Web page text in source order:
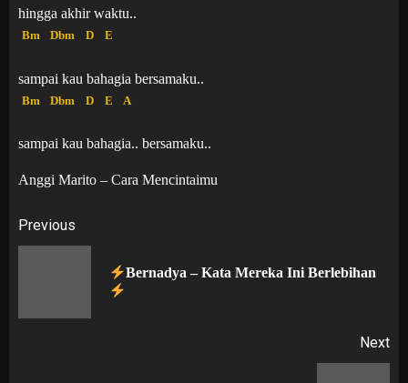
hingga akhir waktu..
Bm Dbm D E
sampai kau bahagia bersamaku..
Bm Dbm D E A
sampai kau bahagia.. bersamaku..
Anggi Marito – Cara Mencintaimu
Post
navigation
Previous
Bernadya – Kata Mereka Ini Berlebihan
Next